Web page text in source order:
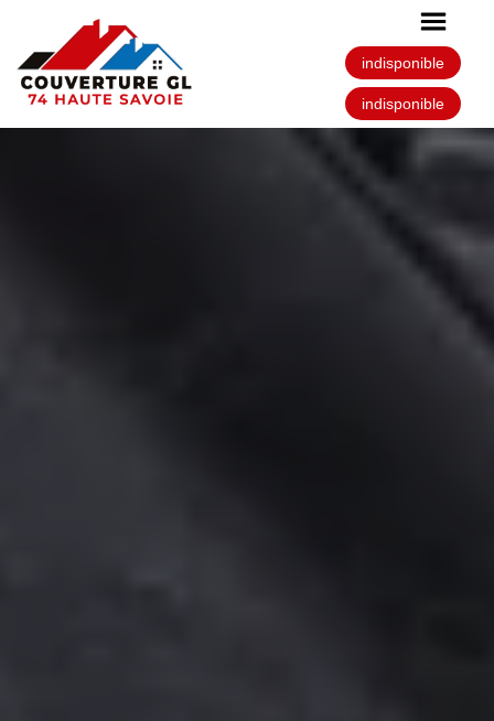
indisponible
indisponible